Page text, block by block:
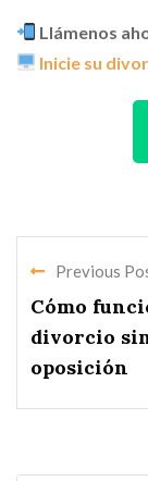
Llámenos
Inicie su
Previous
Cómo
divorcio
oposición